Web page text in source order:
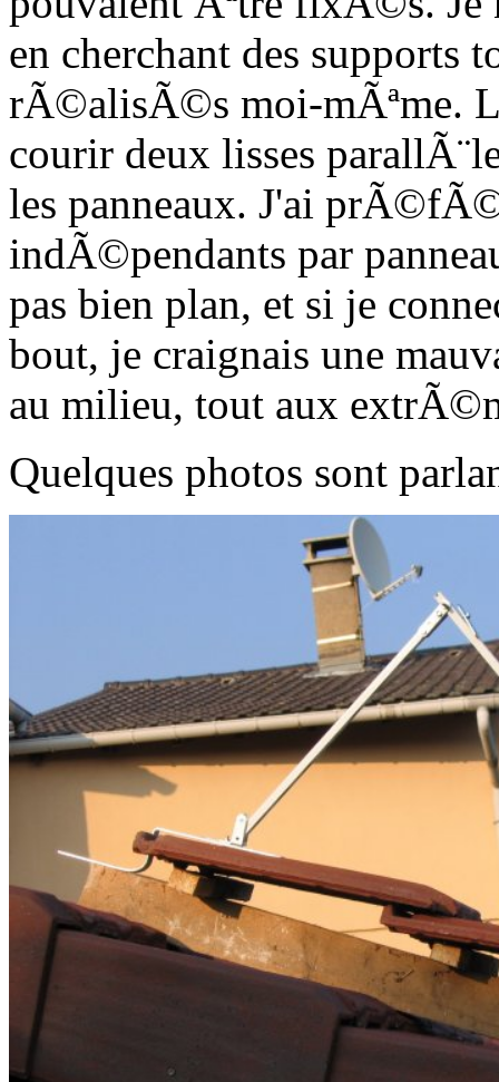
en cherchant des supports
rÃ©alisÃ©s moi-mÃªme.
courir deux lisses
les panneaux. J'ai
indÃ©pendants par
pas bien plan, et si je
bout, je craignais une
au milieu, tout aux
Quelques photos sont